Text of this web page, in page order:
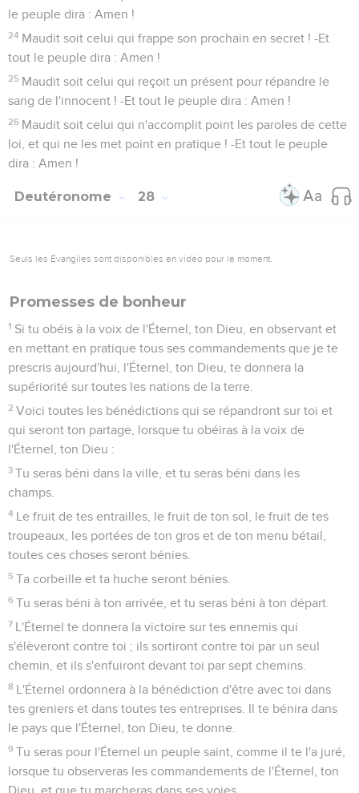
le peuple dira : Amen !
24 Maudit soit celui qui frappe son prochain en secret ! -Et
tout le peuple dira : Amen !
25 Maudit soit celui qui reçoit un présent pour répandre le
sang de l'innocent ! -Et tout le peuple dira : Amen !
26 Maudit soit celui qui n'accomplit point les paroles de cette
loi, et qui ne les met point en pratique ! -Et tout le peuple
dira : Amen !
Deutéronome 28
Seuls les Évangiles sont disponibles en vidéo pour le moment.
Promesses de bonheur
1 Si tu obéis à la voix de l'Éternel, ton Dieu, en observant et
en mettant en pratique tous ses commandements que je te
prescris aujourd'hui, l'Éternel, ton Dieu, te donnera la
supériorité sur toutes les nations de la terre.
2 Voici toutes les bénédictions qui se répandront sur toi et
qui seront ton partage, lorsque tu obéiras à la voix de
l'Éternel, ton Dieu :
3 Tu seras béni dans la ville, et tu seras béni dans les
champs.
4 Le fruit de tes entrailles, le fruit de ton sol, le fruit de tes
troupeaux, les portées de ton gros et de ton menu bétail,
toutes ces choses seront bénies.
5 Ta corbeille et ta huche seront bénies.
6 Tu seras béni à ton arrivée, et tu seras béni à ton départ.
7 L'Éternel te donnera la victoire sur tes ennemis qui
s'élèveront contre toi ; ils sortiront contre toi par un seul
chemin, et ils s'enfuiront devant toi par sept chemins.
8 L'Éternel ordonnera à la bénédiction d'être avec toi dans
tes greniers et dans toutes tes entreprises. Il te bénira dans
le pays que l'Éternel, ton Dieu, te donne.
9 Tu seras pour l'Éternel un peuple saint, comme il te l'a juré,
lorsque tu observeras les commandements de l'Éternel, ton
Dieu, et que tu marcheras dans ses voies.